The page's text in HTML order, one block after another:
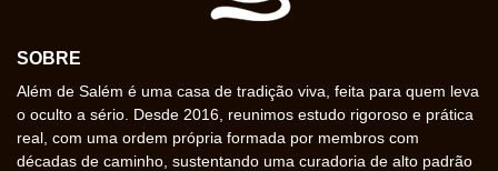
SOBRE
Além de Salém é uma casa de tradição viva, feita para quem leva
o oculto a sério. Desde 2016, reunimos estudo rigoroso e prática
real, com uma ordem própria formada por membros com
décadas de caminho, sustentando uma curadoria de alto padrão